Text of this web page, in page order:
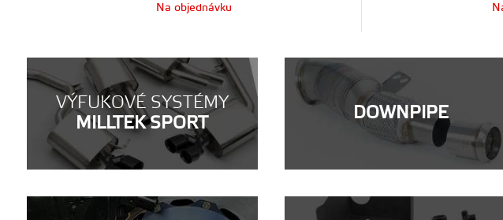
Na objednávku
VÝFUKOVÉ SYSTÉMY
MILLTEK SPORT
DOWNPIPE